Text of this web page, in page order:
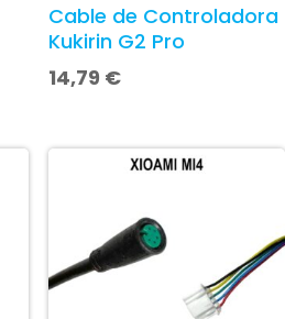
Cable de Controladora
Kukirin G2 Pro
14,79 €